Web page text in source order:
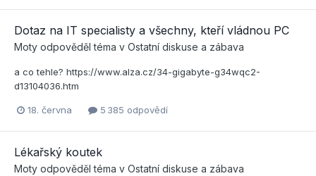
Dotaz na IT specialisty a všechny, kteří vládnou PC
Moty odpověděl téma v Ostatní diskuse a zábava
a co tehle? https://www.alza.cz/34-gigabyte-g34wqc2-
d13104036.htm
18. června 5 385 odpovědí
Lékařský koutek
Moty odpověděl téma v Ostatní diskuse a zábava